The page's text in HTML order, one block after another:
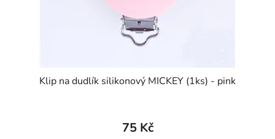
Klip na dudlík silikonový MICKEY (1ks) - pink
75 Kč